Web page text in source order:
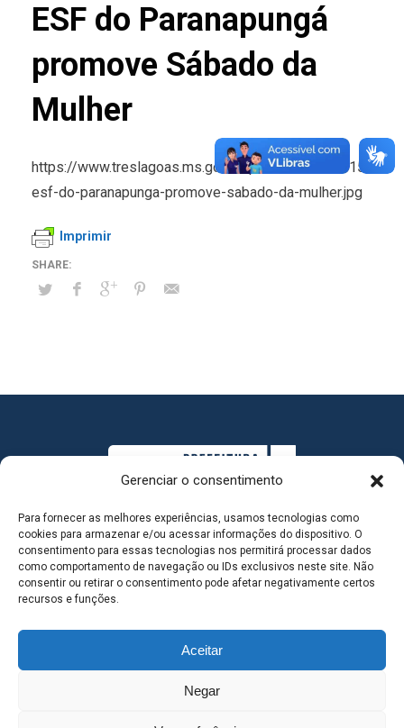
Gerenciar o consentimento
Para fornecer as melhores experiências, usamos tecnologias como
cookies para armazenar e/ou acessar informações do dispositivo. O
consentimento para essas tecnologias nos permitirá processar dados
como comportamento de navegação ou IDs exclusivos neste site. Não
consentir ou retirar o consentimento pode afetar negativamente certos
recursos e funções.
Aceitar
Negar
ESF do Paranapungá
promove Sábado da
Mulher
https://www.treslagoas.ms.gov.br/public/noticias/15281-
esf-do-paranapunga-promove-sabado-da-mulher.jpg
Imprimir
MAPA DO SITE
SEDE DO ADMINISTRATIVO MUNICIPAL - Avenida